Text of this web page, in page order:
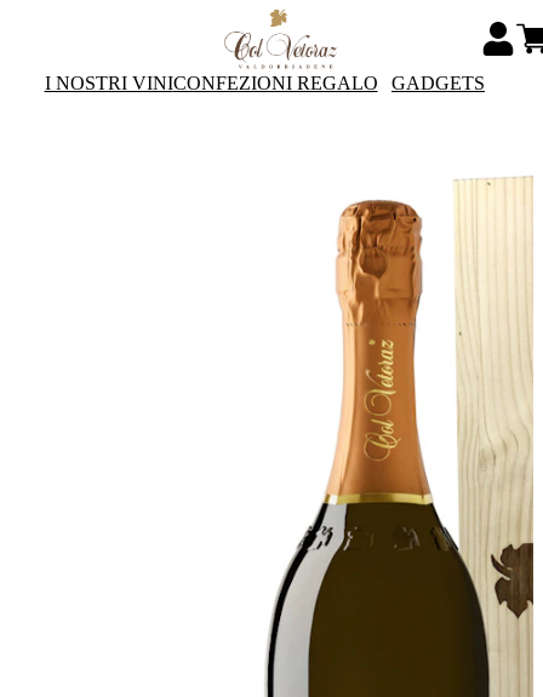
I NOSTRI VINICONFEZIONI REGALO GADGETS